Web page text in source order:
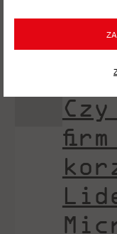
wiedzy.
że